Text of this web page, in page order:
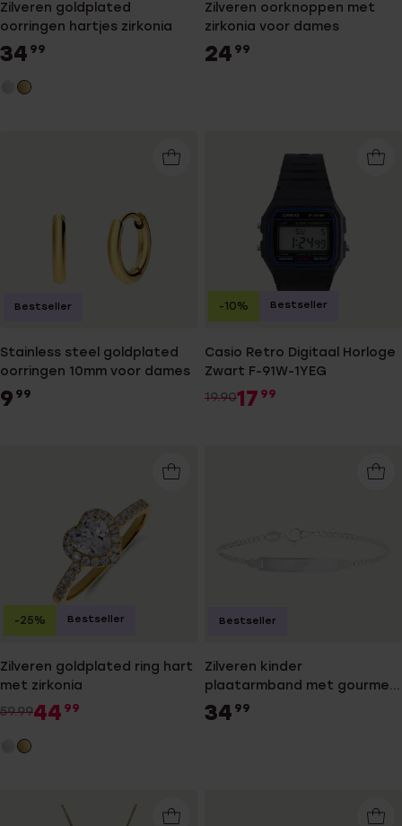
Zilveren goldplated
oorringen hartjes zirkonia
34 99
Zilveren oorknoppen met
zirkonia voor dames
24 99
Stainless steel goldplated
oorringen 10mm voor dames
9 99
Bestseller
Casio Retro Digitaal Horloge
Zwart F-91W-1YEG
19.9017 99
-10% Bestseller
Zilveren goldplated ring hart
met zirkonia
59.9944 99
-25% Bestseller
Zilveren kinder
plaatarmband met gourmet
schakel
34 99
Bestseller